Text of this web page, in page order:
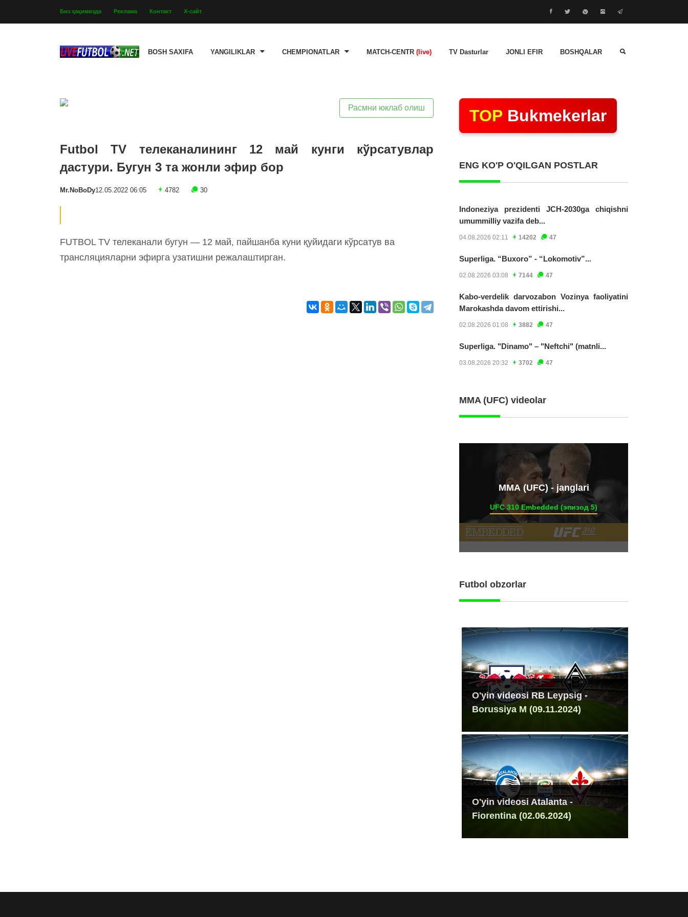
Биз ҳақимизда Реклама Контакт Х-сайт
BOSH SAXIFA YANGILIKLAR CHEMPIONATLAR MATCH-CENTR (live) TV Dasturlar JONLI EFIR BOSHQALAR
Расмни юклаб олиш
Futbol TV телеканалининг 12 май кунги кўрсатувлар
дастури. Бугун 3 та жонли эфир бор
Mr.NoBoDy12.05.2022 06:05 4782 30
FUTBOL TV телеканали бугун — 12 май, пайшанба куни қуйидаги кўрсатув ва
трансляцияларни эфирга узатишни режалаштирган.
TOP Bukmekerlar
ENG KO'P O'QILGAN POSTLAR
Indoneziya prezidenti JCH-2030ga chiqishni
umummilliy vazifa deb...
04.08.2026 02:11 14202 47
Superliga. “Buxoro” - “Lokomotiv”...
02.08.2026 03:08 7144 47
Kabo-verdelik darvozabon Vozinya faoliyatini
Marokashda davom ettirishi...
02.08.2026 01:08 3882 47
Superliga. "Dinamo" – "Neftchi" (matnli...
03.08.2026 20:32 3702 47
MMA (UFC) videolar
ММА (UFC) - janglari
UFC 310 Embedded (эпизод 5)
Futbol obzorlar
O'yin videosi RB Leypsig -
Borussiya M (09.11.2024)
O'yin videosi Atalanta -
Fiorentina (02.06.2024)